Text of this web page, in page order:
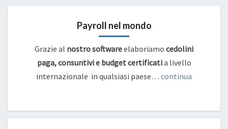
Payroll nel mondo
Grazie al nostro softwareelaboriamo cedolini
paga, consuntivi e budget certificatia livello
internazionale in qualsiasi paese… continua